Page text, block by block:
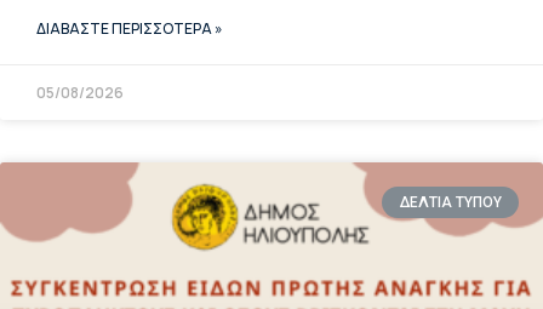
ΔΙΑΒΑΣΤΕ ΠΕΡΙΣΣΟΤΕΡΑ »
05/08/2026
ΔΕΛΤΙΑ ΤΥΠΟΥ